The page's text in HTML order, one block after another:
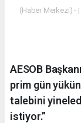
(Haber Merkezi) - |
AESOB
prim gün
talebini
istiyor.”